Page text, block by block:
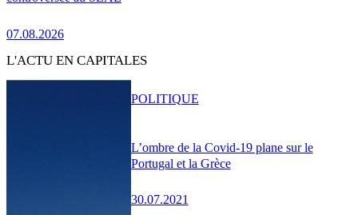
07.08.2026
L'ACTU EN CAPITALES
L’ombre de la Covid-19 plane sur le
Portugal et la Grèce
30.07.2021
POLITIQUE